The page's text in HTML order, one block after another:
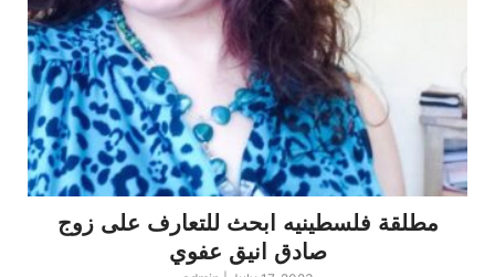
مطلقة فلسطينيه ابحث للتعارف على زوج
صادق انيق عفوي